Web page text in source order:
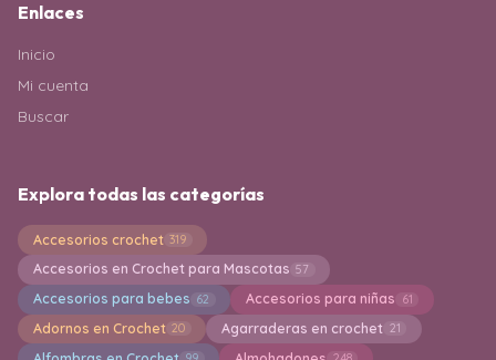
Enlaces
Inicio
Mi cuenta
Buscar
Explora todas las categorías
Accesorios crochet 319
Accesorios en Crochet para Mascotas 57
Accesorios para bebes 62 Accesorios para niñas 61
Adornos en Crochet 20 Agarraderas en crochet 21